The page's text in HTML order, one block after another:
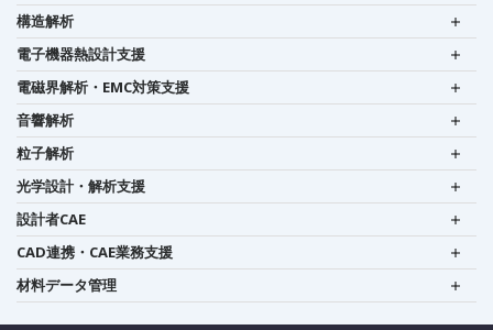
構造解析
電子機器熱設計支援
電磁界解析・EMC対策支援
音響解析
粒子解析
光学設計・解析支援
設計者CAE
CAD連携・CAE業務支援
材料データ管理